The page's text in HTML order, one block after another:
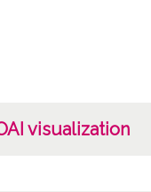
visualization